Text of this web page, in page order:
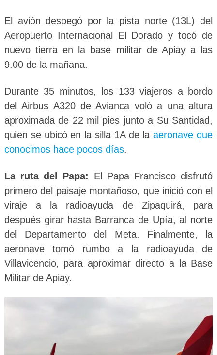
El avión despegó por la pista norte (13L) del
Aeropuerto Internacional El Dorado y tocó de
nuevo tierra en la base militar de Apiay a las
9.00 de la mañana.
Durante 35 minutos, los 133 viajeros a bordo
del Airbus A320 de Avianca voló a una altura
aproximada de 22 mil pies junto a Su Santidad,
quien se ubicó en la silla 1A de laaeronave que
conocimos hace pocos días.
La ruta del Papa:
El Papa Francisco disfrutó
primero del paisaje montañoso, que inició con el
viraje a la radioayuda de Zipaquirá, para
después girar hasta Barranca de Upía, al norte
del Departamento del Meta. Finalmente, la
aeronave tomó rumbo a la radioayuda de
Villavicencio, para aproximar directo a la Base
Militar de Apiay.